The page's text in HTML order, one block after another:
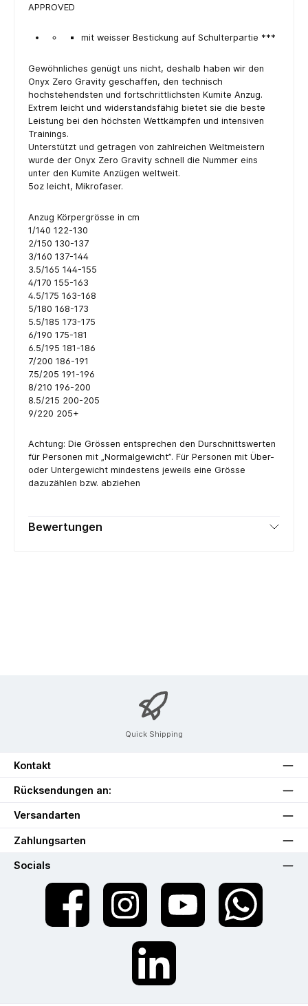
APPROVED
mit weisser Bestickung auf Schulterpartie ***
Gewöhnliches genügt uns nicht, deshalb haben wir den
Onyx Zero Gravity geschaffen, den technisch
hochstehendsten und fortschrittlichsten Kumite Anzug.
Extrem leicht und widerstandsfähig bietet sie die beste
Leistung bei den höchsten Wettkämpfen und intensiven
Trainings.
Unterstützt und getragen von zahlreichen Weltmeistern
wurde der Onyx Zero Gravity schnell die Nummer eins
unter den Kumite Anzügen weltweit.
5oz leicht, Mikrofaser.
Anzug Körpergrösse in cm
1/140 122-130
2/150 130-137
3/160 137-144
3.5/165 144-155
4/170 155-163
4.5/175 163-168
5/180 168-173
5.5/185 173-175
6/190 175-181
6.5/195 181-186
7/200 186-191
7.5/205 191-196
8/210 196-200
8.5/215 200-205
9/220 205+
Achtung: Die Grössen entsprechen den Durschnittswerten
für Personen mit „Normalgewicht”. Für Personen mit Über-
oder Untergewicht mindestens jeweils eine Grösse
dazuzählen bzw. abziehen
Bewertungen
Quick Shipping
Kontakt
Rücksendungen an:
Versandarten
Zahlungsarten
Socials
Facebook Instagram YouTube WhatsApp
LinkedIn